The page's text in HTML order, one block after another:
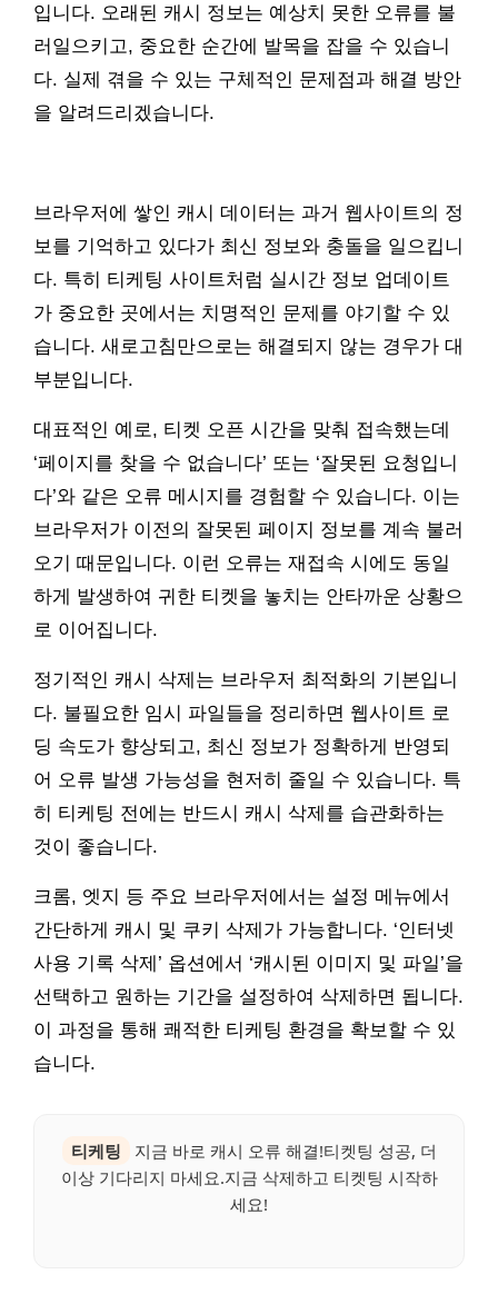
입니다. 오래된 캐시 정보는 예상치 못한 오류를 불
러일으키고, 중요한 순간에 발목을 잡을 수 있습니
다. 실제 겪을 수 있는 구체적인 문제점과 해결 방안
을 알려드리겠습니다.
브라우저에 쌓인 캐시 데이터는 과거 웹사이트의 정
보를 기억하고 있다가 최신 정보와 충돌을 일으킵니
다. 특히 티케팅 사이트처럼 실시간 정보 업데이트
가 중요한 곳에서는 치명적인 문제를 야기할 수 있
습니다. 새로고침만으로는 해결되지 않는 경우가 대
부분입니다.
대표적인 예로, 티켓 오픈 시간을 맞춰 접속했는데
‘페이지를 찾을 수 없습니다’ 또는 ‘잘못된 요청입니
다’와 같은 오류 메시지를 경험할 수 있습니다. 이는
브라우저가 이전의 잘못된 페이지 정보를 계속 불러
오기 때문입니다. 이런 오류는 재접속 시에도 동일
하게 발생하여 귀한 티켓을 놓치는 안타까운 상황으
로 이어집니다.
정기적인 캐시 삭제는 브라우저 최적화의 기본입니
다. 불필요한 임시 파일들을 정리하면 웹사이트 로
딩 속도가 향상되고, 최신 정보가 정확하게 반영되
어 오류 발생 가능성을 현저히 줄일 수 있습니다. 특
히 티케팅 전에는 반드시 캐시 삭제를 습관화하는
것이 좋습니다.
크롬, 엣지 등 주요 브라우저에서는 설정 메뉴에서
간단하게 캐시 및 쿠키 삭제가 가능합니다. ‘인터넷
사용 기록 삭제’ 옵션에서 ‘캐시된 이미지 및 파일’을
선택하고 원하는 기간을 설정하여 삭제하면 됩니다.
이 과정을 통해 쾌적한 티케팅 환경을 확보할 수 있
습니다.
티케팅
지금 바로 캐시 오류 해결!티켓팅 성공, 더
이상 기다리지 마세요.지금 삭제하고 티켓팅 시작하
세요!